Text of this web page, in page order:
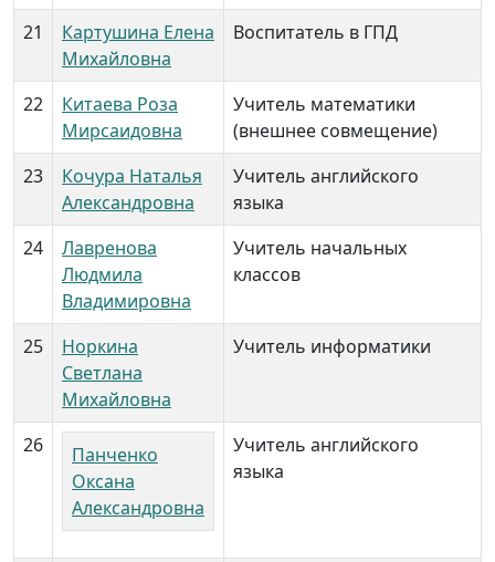
21
Картушина Елена
Михайловна
Воспитатель в ГПД
22
Китаева Роза
Мирсаидовна
Учитель математики
(внешнее совмещение)
23
Кочура Наталья
Александровна
Учитель английского
языка
24
Лавренова
Людмила
Владимировна
Учитель начальных
классов
25
Норкина
Светлана
Михайловна
Учитель информатики
26
Панченко
Оксана
Александровна
Учитель английского
языка